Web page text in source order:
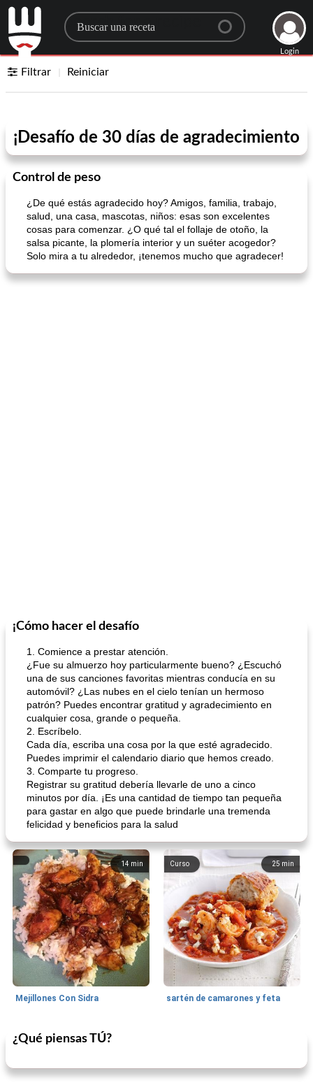
Search for a recipe
Login
Filtrar Reiniciar
¡Desafío de 30 días de agradecimiento
Control de peso
¿De qué estás agradecido hoy? Amigos, familia, trabajo,
salud, una casa, mascotas, niños: esas son excelentes
cosas para comenzar. ¿O qué tal el follaje de otoño, la
salsa picante, la plomería interior y un suéter acogedor?
Solo mira a tu alrededor, ¡tenemos mucho que agradecer!
¡Cómo hacer el desafío
1. Comience a prestar atención.
¿Fue su almuerzo hoy particularmente bueno? ¿Escuchó
una de sus canciones favoritas mientras conducía en su
automóvil? ¿Las nubes en el cielo tenían un hermoso
patrón? Puedes encontrar gratitud y agradecimiento en
cualquier cosa, grande o pequeña.
2. Escríbelo.
Cada día, escriba una cosa por la que esté agradecido.
Puedes imprimir el calendario diario que hemos creado.
3. Comparte tu progreso.
Registrar su gratitud debería llevarle de uno a cinco
minutos por día. ¡Es una cantidad de tiempo tan pequeña
para gastar en algo que puede brindarle una tremenda
felicidad y beneficios para la salud
14 min
Mejillones Con Sidra
25 min
Curso
sartén de camarones y feta
Sopas, Guisos Y Chili
¿Qué piensas TÚ?